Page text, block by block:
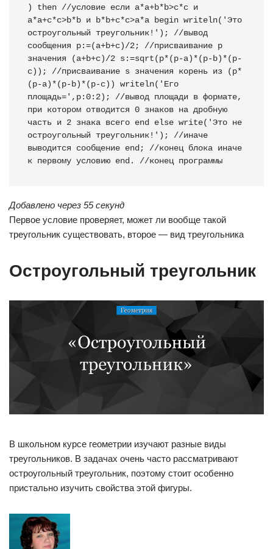
)
then //условие если a*a+b*b>c*c и
a*a+c*c>b*b и b*b+c*c>a*a begin writeln( 'Это
остроугольный треугольник!' ) ;
//вывод
сообщения p : =( a+b+c ) /2;
//присваивание p
значения (a+b+c)/2 s : =sqrt ( p* ( p-a ) * ( p-b ) * ( p-
c ) ) ;
//присваивание s значения корень из (p*
(p-a)*(p-b)*(p-c))
writeln( 'Его
площадь=' , p : 0 : 2 ) ;
//вывод площади в формате,
при котором отводится 0 знаков на дробную
часть и 2 знака всего end else write( 'Это не
остроугольный треугольник!' ) ;
//иначе
выводится сообщение end;
//конец блока иначе
к первому условию end . //конец программы
Добавлено через 55 секунд
Первое условие проверяет, может ли вообще такой
треугольник существовать, второе — вид треугольника
Остроугольный треугольник
В школьном курсе геометрии изучают разные виды
треугольников. В задачах очень часто рассматривают
остроугольный треугольник, поэтому стоит особенно
пристально изучить свойства этой фигуры.